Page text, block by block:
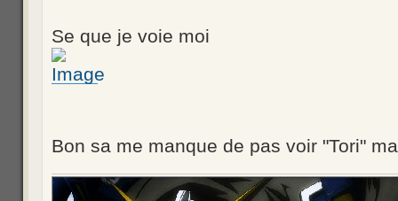
Se que je voie moi
Bon sa me manque de pas voir "Tori"